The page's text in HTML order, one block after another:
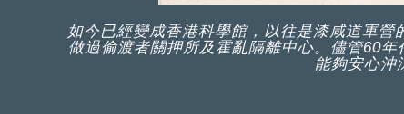
如今已經變成香港科學館，以往是漆咸道軍
做過偷渡者關押所及霍亂隔離中心。儘管60
能夠安心沖